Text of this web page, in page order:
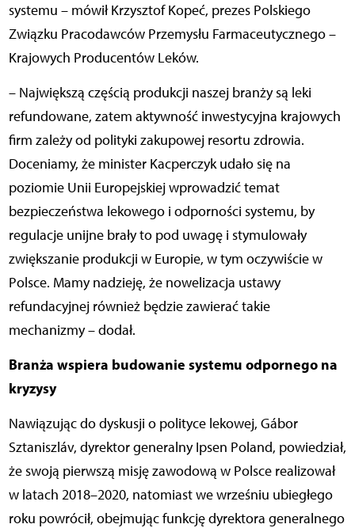
systemu – mówił Krzysztof Kopeć, prezes Polskiego
Związku Pracodawców Przemysłu Farmaceutycznego –
Krajowych Producentów Leków.
– Największą częścią produkcji naszej branży są leki
refundowane, zatem aktywność inwestycyjna krajowych
firm zależy od polityki zakupowej resortu zdrowia.
Doceniamy, że minister Kacperczyk udało się na
poziomie Unii Europejskiej wprowadzić temat
bezpieczeństwa lekowego i odporności systemu, by
regulacje unijne brały to pod uwagę i stymulowały
zwiększanie produkcji w Europie, w tym oczywiście w
Polsce. Mamy nadzieję, że nowelizacja ustawy
refundacyjnej również będzie zawierać takie
mechanizmy – dodał.
Branża wspiera budowanie systemu odpornego na
kryzysy
Nawiązując do dyskusji o polityce lekowej, Gábor
Sztaniszláv, dyrektor generalny Ipsen Poland, powiedział,
że swoją pierwszą misję zawodową w Polsce realizował
w latach 2018–2020, natomiast we wrześniu ubiegłego
roku powrócił, obejmując funkcję dyrektora generalnego